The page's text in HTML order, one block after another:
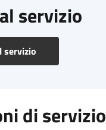
servizio
servizio
di servizio